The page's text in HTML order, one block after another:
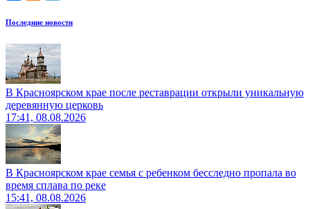
Последние новости
В Красноярском крае после реставрации открыли уникальную
деревянную церковь
17:41, 08.08.2026
В Красноярском крае семья с ребенком бесследно пропала во
время сплава по реке
15:41, 08.08.2026